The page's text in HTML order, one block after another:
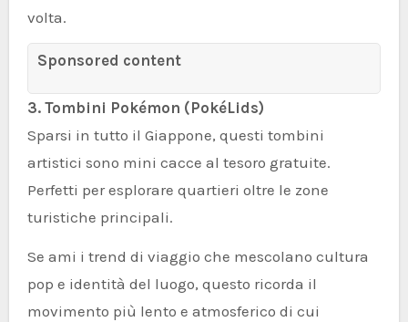
volta.
Sponsored content
3. Tombini Pokémon (PokéLids)
Sparsi in tutto il Giappone, questi tombini
artistici sono mini cacce al tesoro gratuite.
Perfetti per esplorare quartieri oltre le zone
turistiche principali.
Se ami i trend di viaggio che mescolano cultura
pop e identità del luogo, questo ricorda il
movimento più lento e atmosferico di cui